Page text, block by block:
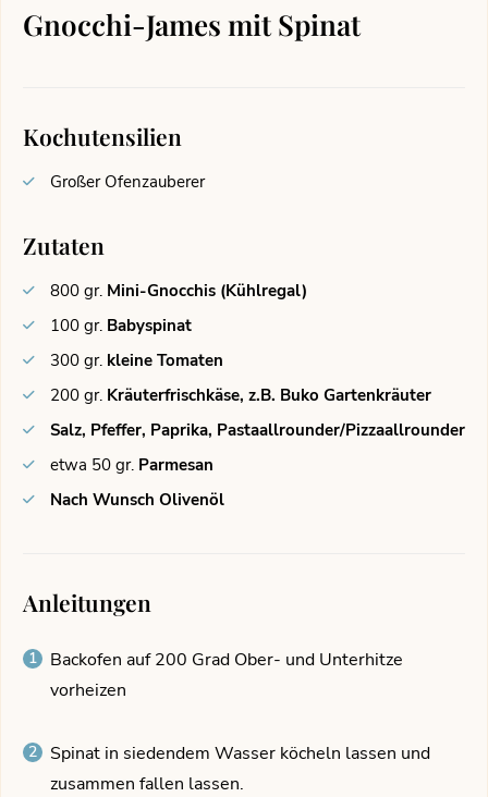
Gnocchi-James mit Spinat
Kochutensilien
Großer Ofenzauberer
Zutaten
800 gr. Mini-Gnocchis (Kühlregal)
100 gr. Babyspinat
300 gr. kleine Tomaten
200 gr. Kräuterfrischkäse, z.B. Buko Gartenkräuter
Salz, Pfeffer, Paprika, Pastaallrounder/Pizzaallrounder
etwa 50 gr. Parmesan
Nach Wunsch Olivenöl
Anleitungen
Backofen auf 200 Grad Ober- und Unterhitze
vorheizen
Spinat in siedendem Wasser köcheln lassen und
zusammen fallen lassen.